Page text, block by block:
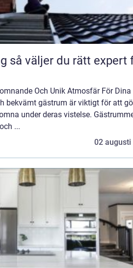
Och Unik Atmosfär För Dina
bekvämt gästrum är viktigt för att
under deras vistelse.
...
02 augusti